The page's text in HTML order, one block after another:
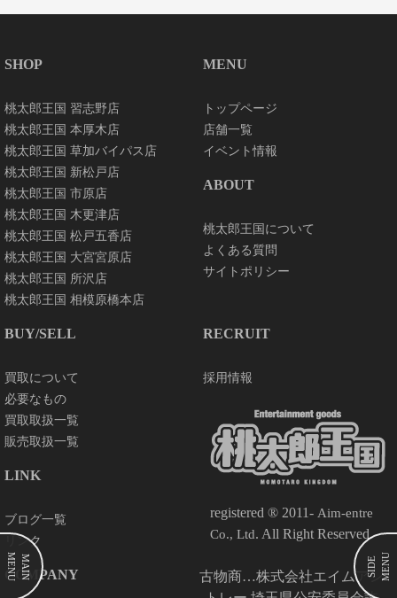
SHOP
桃太郎王国 習志野店
桃太郎王国 本厚木店
桃太郎王国 草加バイパス店
桃太郎王国 新松戸店
桃太郎王国 市原店
桃太郎王国 木更津店
桃太郎王国 松戸五香店
桃太郎王国 大宮宮原店
桃太郎王国 所沢店
桃太郎王国 相模原橋本店
MENU
トップページ
店舗一覧
イベント情報
ABOUT
桃太郎王国について
よくある質問
サイトポリシー
BUY/SELL
買取について
必要なもの
買取取扱一覧
販売取扱一覧
LINK
ブログ一覧
リンク
RECRUIT
採用情報
COMPANY
registered ® 2011- Aim-entre
Co., Ltd. All Right Reserved.
古物商…株式会社エイムアン
MAIN
MENU SIDE MENU